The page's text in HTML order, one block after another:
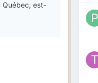
Québec, est-